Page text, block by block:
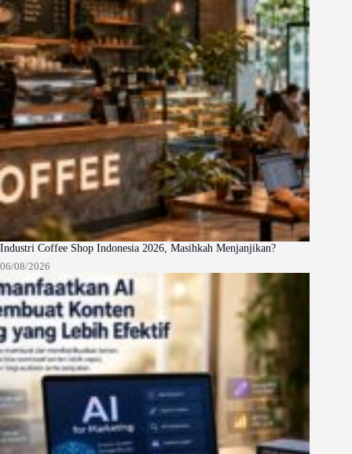
Industri Coffee Shop Indonesia 2026, Masihkah Menjanjikan?
06/08/2026